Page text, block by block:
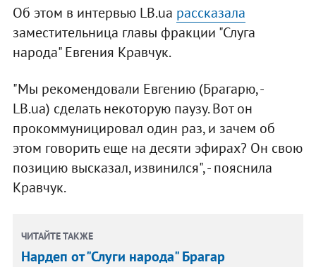
Об этом в интервью LB.ua рассказала
заместительница главы фракции "Слуга
народа" Евгения Кравчук.
"Мы рекомендовали Евгению (Брагарю, -
LB.ua) сделать некоторую паузу. Вот он
прокоммуницировал один раз, и зачем об
этом говорить еще на десяти эфирах? Он свою
позицию высказал, извинился", - пояснила
Кравчук.
ЧИТАЙТЕ ТАКЖЕ
Нардеп от "Слуги народа" Брагар